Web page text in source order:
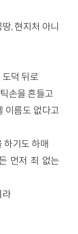
, 현지처 아니
덕 뒤로
손을 흔들고
이름도 없다고
하기도 하매
먼저 죄 없는
라